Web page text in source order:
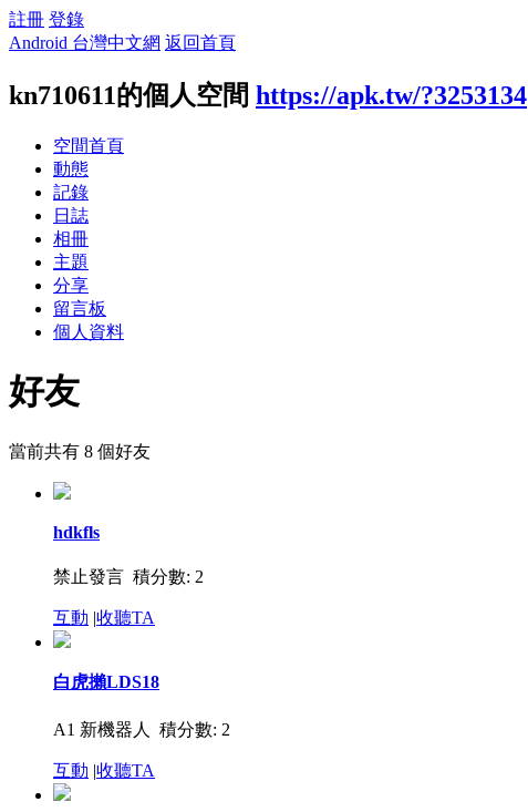
註冊 登錄
Android 台灣中文網 返回首頁
kn710611的個人空間 https://apk.tw/?3253134
空間首頁
動態
記錄
日誌
相冊
主題
分享
留言板
個人資料
好友
當前共有 8 個好友
hdkfls
禁止發言 積分數: 2
互動 |收聽TA
白虎攋LDS18
A1 新機器人 積分數: 2
互動 |收聽TA